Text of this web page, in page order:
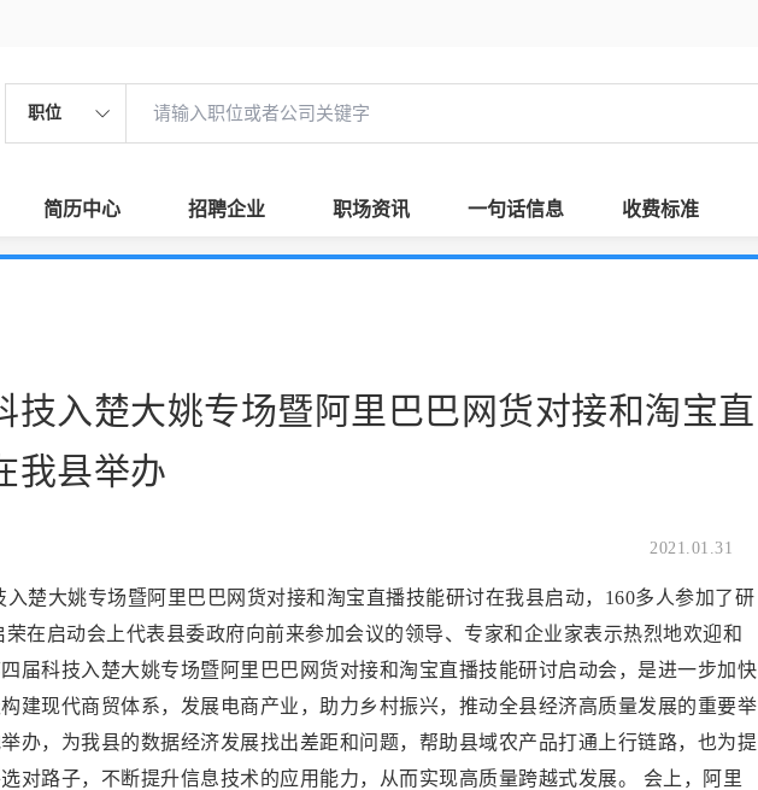
职位
简历中心 招聘企业 职场资讯 一句话信息 收费标准
技入楚大姚专场暨阿里巴巴网货对接和淘宝直
我县举办
2021.01.31
入楚大姚专场暨阿里巴巴网货对接和淘宝直播技能研讨在我县启动，160多人参加了研
在启动会上代表县委政府向前来参加会议的领导、专家和企业家表示热烈地欢迎和
届科技入楚大姚专场暨阿里巴巴网货对接和淘宝直播技能研讨启动会，是进一步加快
建现代商贸体系，发展电商产业，助力乡村振兴，推动全县经济高质量发展的重要举
办，为我县的数据经济发展找出差距和问题，帮助县域农产品打通上行链路，也为提
对路子，不断提升信息技术的应用能力，从而实现高质量跨越式发展。 会上，阿里